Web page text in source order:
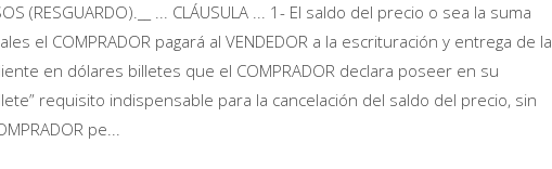
(RESGUARDO).__ ... CLÁUSULA ... 1- El saldo del precio o sea la suma
el COMPRADOR pagará al VENDEDOR a la escrituración y entrega de la
en dólares billetes que el COMPRADOR declara poseer en su
requisito indispensable para la cancelación del saldo del precio, sin
pe...